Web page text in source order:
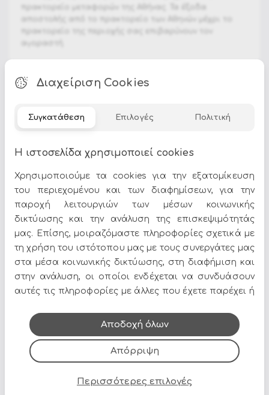
πρακτορείο μεταφορών της Αθήνας. Τα έξοδα
αποστολής από το πρακτορείο των Αθηνών μέχρι το
πρακτορείο της περιοχής σας επιβαρύνουν τον
αγοραστή.
Διαστάσεις : 160a - 90b - 76h
Τα Τραπέζια αποτελούν ιδανική επιλογή για να δώσετε
πλούσια γκάμα σε σχέδια, χρώματα και υλικά, για να
ταιριάζουν απόλυτα με το στυλ του σπιτιού σας.
Δείτε περισσότερα στο σπίτι & διακόσμηση
Όλες οι προσφορές και τα νέα του Epilegin,
στο email και τα social media!
Διαχείριση Cookies
Συγκατάθεση Επιλογές Πολιτική
Η ιστοσελίδα χρησιμοποιεί cookies
Χρησιμοποιούμε τα cookies για την εξατομίκευση
του περιεχομένου και των διαφημίσεων, για την
παροχή λειτουργιών των μέσων κοινωνικής
δικτύωσης και την ανάλυση της επισκεψιμότητάς
μας. Επίσης, μοιραζόμαστε πληροφορίες σχετικά με
τη χρήση του ιστότοπου μας με τους συνεργάτες μας
στα μέσα κοινωνικής δικτύωσης, στη διαφήμιση και
στην ανάλυση, οι οποίοι ενδέχεται να συνδυάσουν
αυτές τις πληροφορίες με άλλες που έχετε παρέχει ή
τους.
Απόρριψη
Αποδοχή όλων
Περισσότερες επιλογές